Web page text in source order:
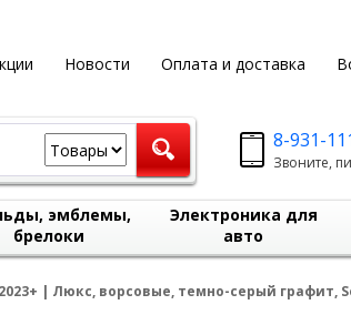
Новости Оплата и доставка
8-931-
Звоните,
эмблемы,
брелоки
Электроника для
авто
| Люкс, ворсовые, темно-серый графит,